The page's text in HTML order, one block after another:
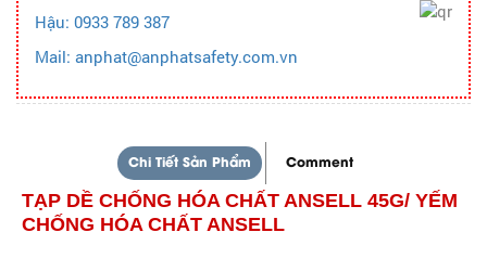
Hậu: 0933 789 387
Mail: anphat@anphatsafety.com.vn
Chi Tiết Sản Phẩm Comment
TẠP DỀ CHỐNG HÓA CHẤT ANSELL 45G/ YẾM
CHỐNG HÓA CHẤT ANSELL